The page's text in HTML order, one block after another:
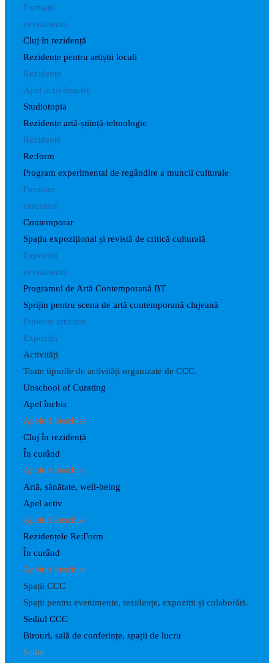
Formare
evenimente
Cluj în rezidență
Rezidențe pentru artiștii locali
Rezidențe
Apel activ/inactiv
Studiotopia
Rezidențe artă-știință-tehnologie
Rezidențe
Re:form
Program experimental de regândire a muncii culturale
Formare
cercetare
Contemporar
Spațiu expozițional și revistă de critică culturală
Expoziții
evenimente
Programul de Artă Contemporană BT
Sprijin pentru scena de artă contemporană clujeană
Proiecte artistice
Expoziții
Activități
Toate tipurile de activități organizate de CCC.
Unschool of Curating
Apel închis
Apeluri deschise
Cluj în rezidență
În curând
Apeluri deschise
Artă, sănătate, well-being
Apel activ
Apeluri deschise
Rezidențele Re:Form
În curând
Apeluri deschise
Spații CCC
Spații pentru evenimente, rezidențe, expoziții și colaborări.
Sediul CCC
Birouri, sală de conferințe, spații de lucru
Sediu